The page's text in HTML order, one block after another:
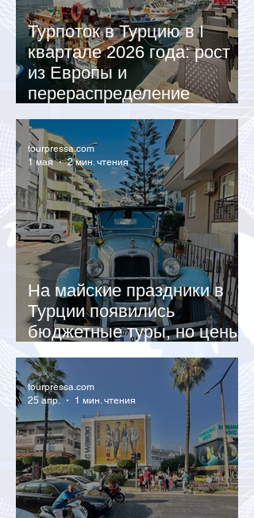
Турпоток в Турцию в I
квартале 2026 года: рост
из Европы и
перераспределение
российских туристов
На майские праздники в
Турции появились
бюджетные туры, но цены
растут после выходных
tourpressa.com
1 мая
2 мин. чтения
tourpressa.com
25 апр.
1 мин. чтения